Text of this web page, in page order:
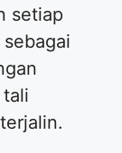
setiap